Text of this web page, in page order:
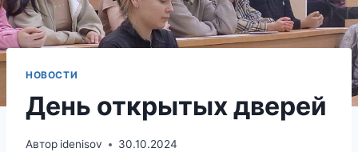
НОВОСТИ
День открытых дверей
Автор idenisov 30.10.2024